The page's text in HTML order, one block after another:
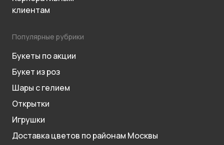
клиентам
Популярные рубрики
Букеты по акции
Букет из роз
Шары с гелием
Открытки
Игрушки
Доставка цветов по районам Москвы